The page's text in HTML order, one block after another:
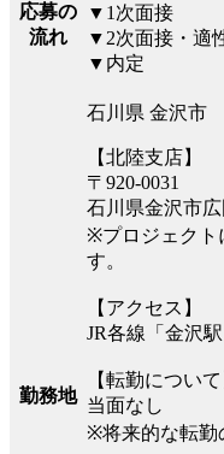
応募の
流れ
▼1次面接
▼2次面接・適
▼内定
勤務地
石川県 金沢市
【北陸支店】
〒920-0031
石川県金沢市広
※プロジェクト
す。
【アクセス】
JR各線「金沢
【転勤について
当面なし
※将来的な転勤